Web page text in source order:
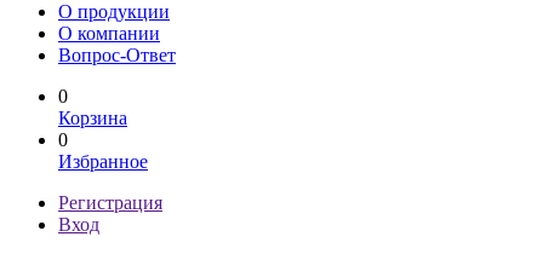
О продукции
О компании
Вопрос-Ответ
0
Корзина
0
Избранное
Регистрация
Вход